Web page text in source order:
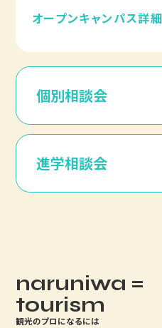
オープンキャンパス詳細
個別相談会
進学相談会
naruniwa =
tourism
観光のプロになるには